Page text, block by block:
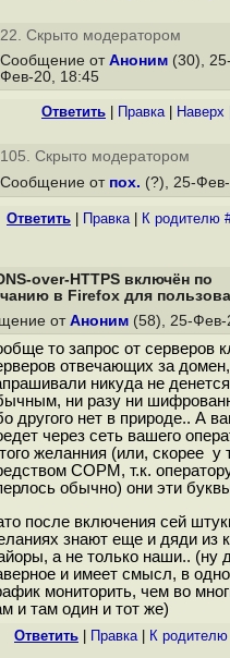
22. Скрыто модератором
Сообщение от Аноним (30), 25-
Фев-20, 18:45
Ответить Правка| Наверх
105. Скрыто модератором
Сообщение от пох. (?), 25-
Ответить Правка| К родителю
over-HTTPS включён по
в Firefox для
от Аноним (58), 25-Фев-
то запрос от серверов
отвечающих за
никуда не
ни разу ни
другого нет в природе.. А
через сеть вашего
желанния (или, скорее у
СОРМ, т.к.
обычно) они эти
после включения сей
знают еще и дяди из
а не только наши.. (ну
и имеет смысл, в
мониторить, чем во
и там один и тот же)
Ответить Правка| К